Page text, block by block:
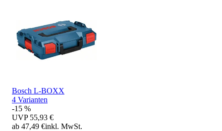
Bosch L-BOXX
4 Varianten
-15 %
UVP 55,93 €
ab 47,49 €inkl. MwSt.